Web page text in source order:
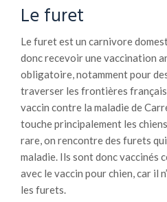
Le furet
Le furet est un carnivore
donc recevoir une vaccination
obligatoire, notamment pour
traverser les frontières
vaccin contre la maladie de
touche principalement les
rare, on rencontre des furets
maladie. Ils sont donc vaccinés
avec le vaccin pour chien, car il
les furets.